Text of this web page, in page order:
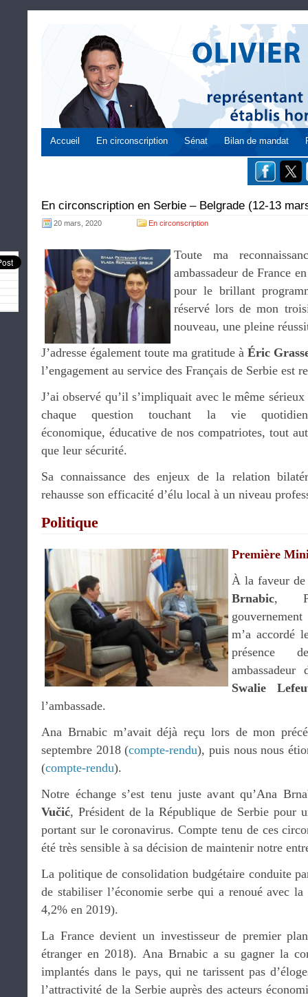
Accueil En circonscription Sénat Bilan de mandat
En circonscription en Serbie – Belgrade (12-13
20 mars, 2020 En circonscription
Toute ma
ambassadeur de France
pour le brillant
réservé lors de mon
nouveau, une pleine
J’adresse également toute ma gratitude à Éric
l’engagement au service des Français de Serbie est
J’ai observé qu’il s’impliquait avec le même sérieux
chaque question touchant la vie
économique, éducative de nos compatriotes, tout
que leur sécurité.
Sa connaissance des enjeux de la relation
rehausse son efficacité d’élu local à un niveau
Politique
Première
À la faveur
Brnabic,
m’a accordé
Swalie
l’ambassade.
Ana Brnabic m’avait déjà reçu lors de mon
septembre 2018 (compte-rendu), puis nous nous
(compte-rendu).
Notre échange s’est tenu juste avant qu’Ana
Vučić, Président de la République de Serbie pour
portant sur le coronavirus. Compte tenu de ces
été très sensible à sa décision de maintenir notre
La politique de consolidation budgétaire conduite
de stabiliser l’économie serbe qui a renoué avec
4,2% en 2019).
La France devient un investisseur de premier
étranger en 2018). Ana Brnabic a su gagner la
implantés dans le pays, qui ne tarissent pas
l’attractivité de la Serbie auprès des acteurs